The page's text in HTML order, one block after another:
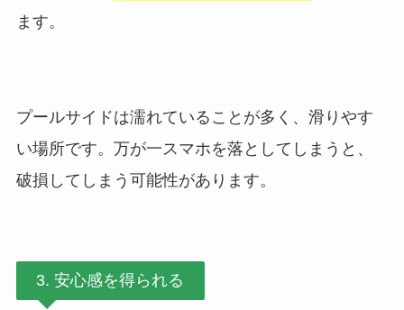
ます。
プールサイドは濡れていることが多く、滑りやす
い場所です。万が一スマホを落としてしまうと、
破損してしまう可能性があります。
3. 安心感を得られる